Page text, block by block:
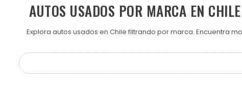
AUTOS USADOS POR MARCA EN CHILE
Explora autos usados en Chile filtrando por marca. Encuentra